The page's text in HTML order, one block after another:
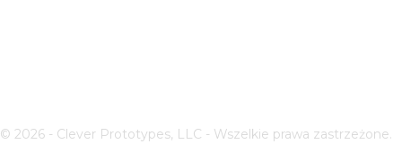
© 2026 - Clever Prototypes, LLC - Wszelkie prawa zastrzeżone.